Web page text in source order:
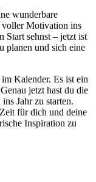
wunderbare
voller Motivation ins
Start sehnst – jetzt ist
planen und sich eine
Kalender. Es ist ein
jetzt hast du die
Jahr zu starten.
für dich und deine
Inspiration zu